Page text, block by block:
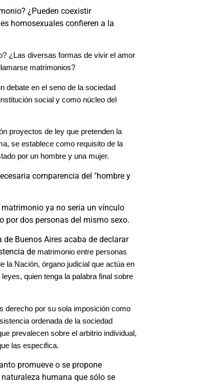
¿Pueden coexistir
homosexuales confieren a la
¿Las diversas formas de vivir el amor
matrimonios?
debate en el seno de la sociedad
social y como núcleo del
proyectos de ley que pretenden la
se establece como requisito de la
por un hombre y una mujer.
comparencia del "hombre y
ya no sería un vínculo
por dos personas del mismo sexo.
Buenos Aires acaba de declarar
de matrimonio entre personas
la Nación, órgano judicial que actúa en
quien tenga la palabra final sobre
derecho por su sola imposición como
ordenada de la sociedad
prevalecen sobre el arbitrio individual,
las especifica.
promueve o se propone
humana que sólo se